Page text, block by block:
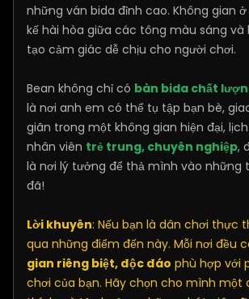
những ván bida đỉnh cao. Không gian
kế hài hòa giữa các tông màu sáng và
tạo cảm giác dễ chịu cho người chơi.
Bean không chỉ có bàn bida chất
là nơi anh em có thể tụ tập bạn bè,
giãn trong một không gian hiện đại, lịch
nhân viên trẻ trung, chuyên nghiệp,
là nơi lý tưởng để thả mình vào những
đã!
Lời khuyên: Nếu bạn là dân chơi thực
qua những điểm đến này. Mỗi nơi đều
gian riêng biệt, độc đáo phù hợp với
chơi của bạn. Hãy chọn cho mình một